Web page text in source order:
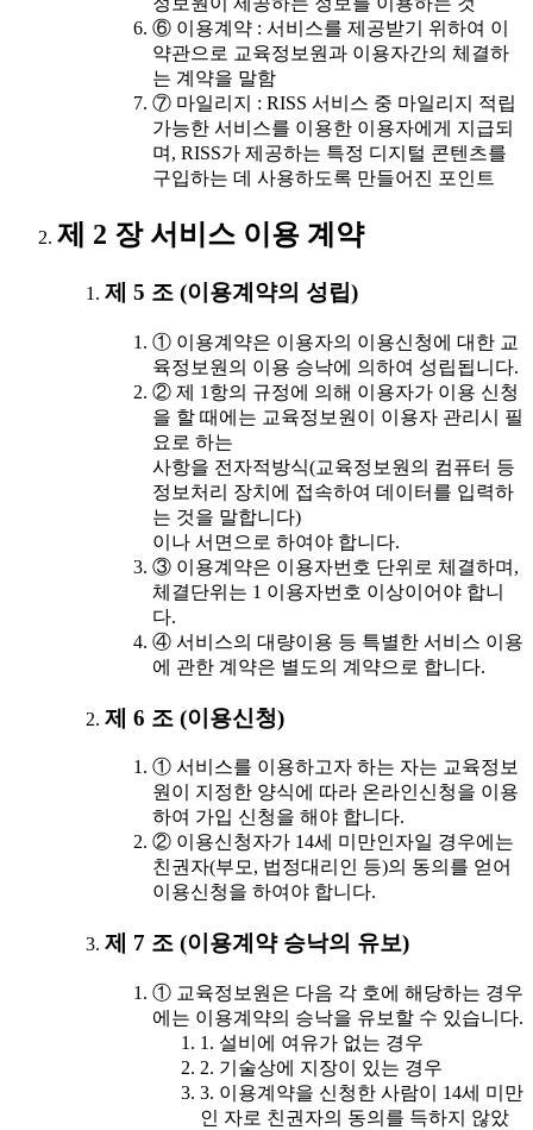
⑥ 이용계약 : 서비스를 제공받기 위하여 이
약관으로 교육정보원과 이용자간의 체결하
는 계약을 말함
⑦ 마일리지 : RISS 서비스 중 마일리지 적립
가능한 서비스를 이용한 이용자에게 지급되
며, RISS가 제공하는 특정 디지털 콘텐츠를
구입하는 데 사용하도록 만들어진 포인트
제 2 장 서비스 이용 계약
제 5 조 (이용계약의 성립)
① 이용계약은 이용자의 이용신청에 대한 교
육정보원의 이용 승낙에 의하여 성립됩니다.
② 제 1항의 규정에 의해 이용자가 이용 신청
을 할 때에는 교육정보원이 이용자 관리시 필
요로 하는
사항을 전자적방식(교육정보원의 컴퓨터 등
정보처리 장치에 접속하여 데이터를 입력하
는 것을 말합니다)
이나 서면으로 하여야 합니다.
③ 이용계약은 이용자번호 단위로 체결하며,
체결단위는 1 이용자번호 이상이어야 합니
다.
④ 서비스의 대량이용 등 특별한 서비스 이용
에 관한 계약은 별도의 계약으로 합니다.
제 6 조 (이용신청)
① 서비스를 이용하고자 하는 자는 교육정보
원이 지정한 양식에 따라 온라인신청을 이용
하여 가입 신청을 해야 합니다.
② 이용신청자가 14세 미만인자일 경우에는
친권자(부모, 법정대리인 등)의 동의를 얻어
이용신청을 하여야 합니다.
제 7 조 (이용계약 승낙의 유보)
① 교육정보원은 다음 각 호에 해당하는 경우
에는 이용계약의 승낙을 유보할 수 있습니다.
1. 설비에 여유가 없는 경우
2. 기술상에 지장이 있는 경우
3. 이용계약을 신청한 사람이 14세 미만
인 자로 친권자의 동의를 득하지 않았